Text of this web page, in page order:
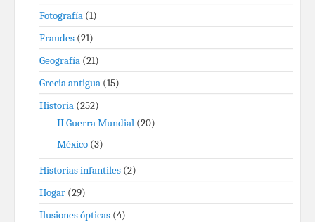
Fotografía (1)
Fraudes (21)
Geografía (21)
Grecia antigua (15)
Historia (252)
II Guerra Mundial (20)
México (3)
Historias infantiles (2)
Hogar (29)
Ilusiones ópticas (4)